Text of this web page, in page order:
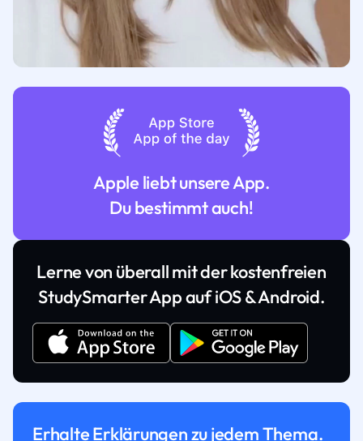
Apple liebt unsere App.
Du bestimmt auch!
Lerne von überall mit der kostenfreien
StudySmarter App auf iOS & Android.
Erhalte Erklärungen zu jedem Thema.